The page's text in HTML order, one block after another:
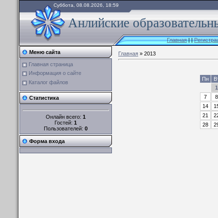
Суббота, 08.08.2026, 18:59
Анлийские
Главная||
Меню сайта
Главная страница
Информация о сайте
Каталог файлов
Статистика
Онлайн всего: 1
Гостей: 1
Пользователей: 0
Форма входа
Главная»2013
Пн
1
7
8
14
21
28